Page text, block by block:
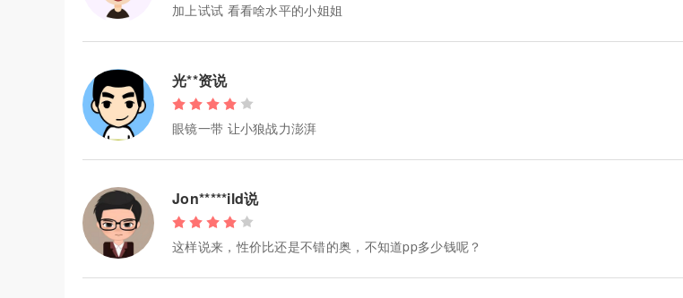
加上试试 看看啥水平的小姐姐
光**资说
眼镜一带 让小狼战力澎湃
Jon*****ild说
这样说来，性价比还是不错的奥，不知道pp多少钱呢？